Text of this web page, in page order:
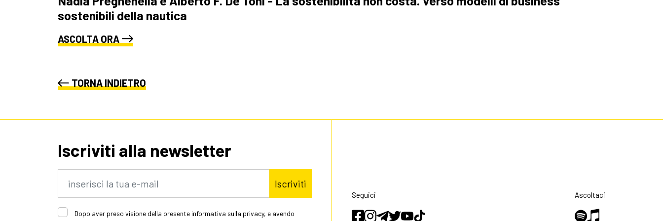
sostenibili della nautica
ASCOLTA ORA
TORNA INDIETRO
Iscriviti alla newsletter
Iscriviti
Dopo aver preso visione della presente informativa sulla privacy, e avendo
Seguici Ascoltaci